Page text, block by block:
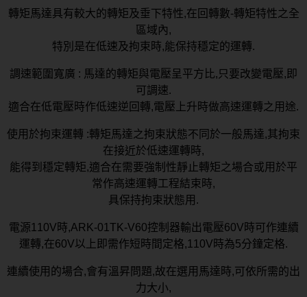
轉矩馬達具有較大的轉矩及垂下特性,在回轉數-轉矩特性之全
區域內,
特別是在低速及拘束時,能保持穩定的運轉.
調速範圍寬廣 : 馬達的轉矩與電壓呈平方比,只要改變電壓,即
可調速.
適合在低電壓時作低速逆回轉,電壓上升時做高速運轉之用途.
使用於拘束運轉 :轉矩馬達之拘束狀態不同於一般馬達,其拘束
在接近於低速運轉時,
能得到穩定轉矩,適合在需要強制性靜止轉矩之場合或用於平
常作高速運轉工程結束時,
具保持拘束狀態用.
電源110V時,ARK-01TK-V60控制器輸出電壓60V時可作連續
運轉,在60V以上即需作短時間定格,110V時為5分鐘定格.
連續使用的場合,會有溫昇問題,故在選用馬達時,可依所需的出
力大小,